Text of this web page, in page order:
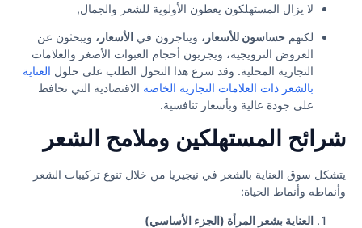
لا يزال المستهلكون يعطون الأولوية للشعر والجمال,
لكنهم حساسون للأسعار، ويتاجرون في الأسعار، ويبحثون عن
العروض الترويجية، ويجربون أحجام العبوات الأصغر والعلامات
التجارية المحلية. وقد سرع هذا التحول الطلب على حلول العناية
بالشعر ذات العلامات التجارية الخاصة الاقتصادية التي تحافظ
على جودة عالية وبأسعار تنافسية.
شرائح المستهلكين وملامح الشعر
يتشكل سوق العناية بالشعر في نيجيريا من خلال تنوع تركيبات الشعر
وأنماطه وأنماط الحياة:
العناية بشعر المرأة (الجزء الأساسي)